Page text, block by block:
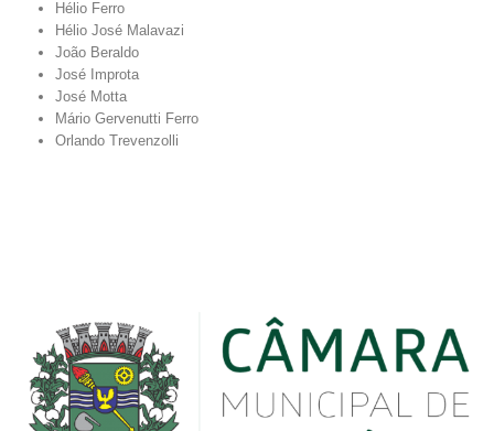
Hélio Ferro
Hélio José Malavazi
João Beraldo
José Improta
José Motta
Mário Gervenutti Ferro
Orlando Trevenzolli